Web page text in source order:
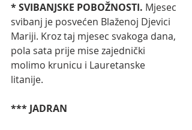
* SVIBANJSKE POBOŽNOSTI. Mjesec
svibanj je posvećen Blaženoj Djevici
Mariji. Kroz taj mjesec svakoga dana,
pola sata prije mise zajednički
molimo krunicu i Lauretanske
litanije.
*** JADRAN